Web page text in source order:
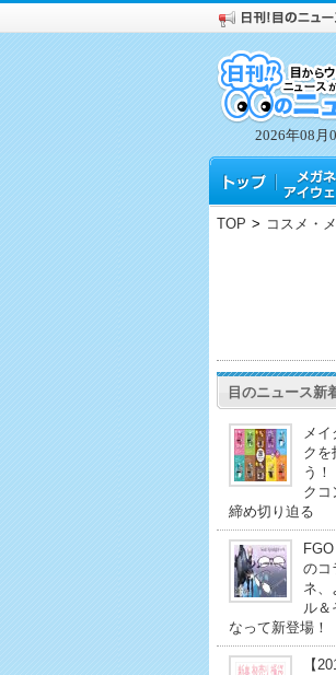
2026年08月
TOP > コスメ・
目のニュース新
メイ
クを
う！
クコ
締め切り迫る
のコ
ネ、
ル＆
なって新登場！
【